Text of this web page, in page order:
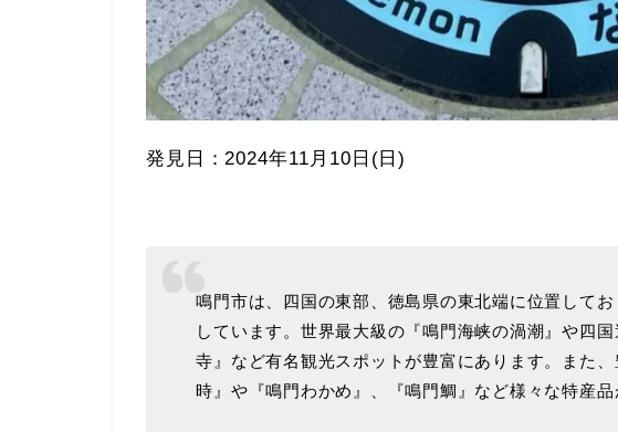
発見日：2024年11月10日(日)
鳴門市は、四国の東部、徳島県の東北端に位置して
しています。世界最大級の『鳴門海峡の渦潮』や四
寺』など有名観光スポットが豊富にあります。また
時』や『鳴門わかめ』、『鳴門鯛』など様々な特産品